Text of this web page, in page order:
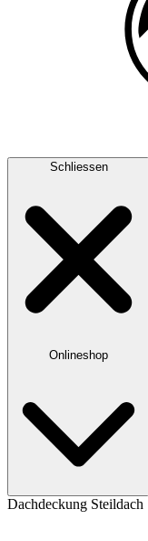
Schliessen
Onlineshop
Dachdeckung Steildach